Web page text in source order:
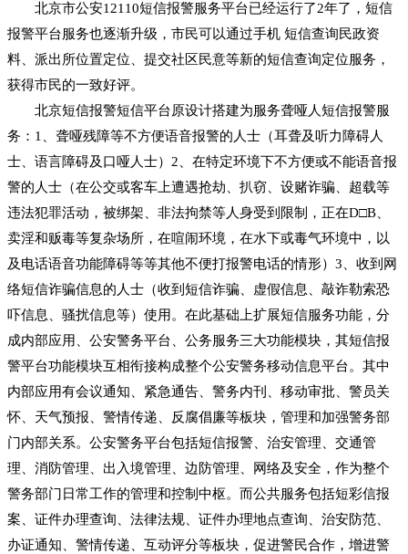
北京市公安12110短信报警服务平台已经运行了2年了，短信
报警平台服务也逐渐升级，市民可以通过手机 短信查询民政资
料、派出所位置定位、提交社区民意等新的短信查询定位服务，
获得市民的一致好评。
北京短信报警短信平台原设计搭建为服务聋哑人短信报警服
务：1、聋哑残障等不方便语音报警的人士（耳聋及听力障碍人
士、语言障碍及口哑人士）2、在特定环境下不方便或不能语音报
警的人士（在公交或客车上遭遇抢劫、扒窃、设赌诈骗、超载等
违法犯罪活动，被绑架、非法拘禁等人身受到限制，正在D□B、
卖淫和贩毒等复杂场所，在喧闹环境，在水下或毒气环境中，以
及电话语音功能障碍等等其他不便打报警电话的情形）3、收到网
络短信诈骗信息的人士（收到短信诈骗、虚假信息、敲诈勒索恐
吓信息、骚扰信息等）使用。在此基础上扩展短信服务功能，分
成内部应用、公安警务平台、公务服务三大功能模块，其短信报
警平台功能模块互相衔接构成整个公安警务移动信息平台。其中
内部应用有会议通知、紧急通告、警务内刊、移动审批、警员关
怀、天气预报、警情传递、反腐倡廉等板块，管理和加强警务部
门内部关系。公安警务平台包括短信报警、治安管理、交通管
理、消防管理、出入境管理、边防管理、网络及安全，作为整个
警务部门日常工作的管理和控制中枢。而公共服务包括短彩信报
案、证件办理查询、法律法规、证件办理地点查询、治安防范、
办证通知、警情传递、互动评分等板块，促进警民合作，增进警